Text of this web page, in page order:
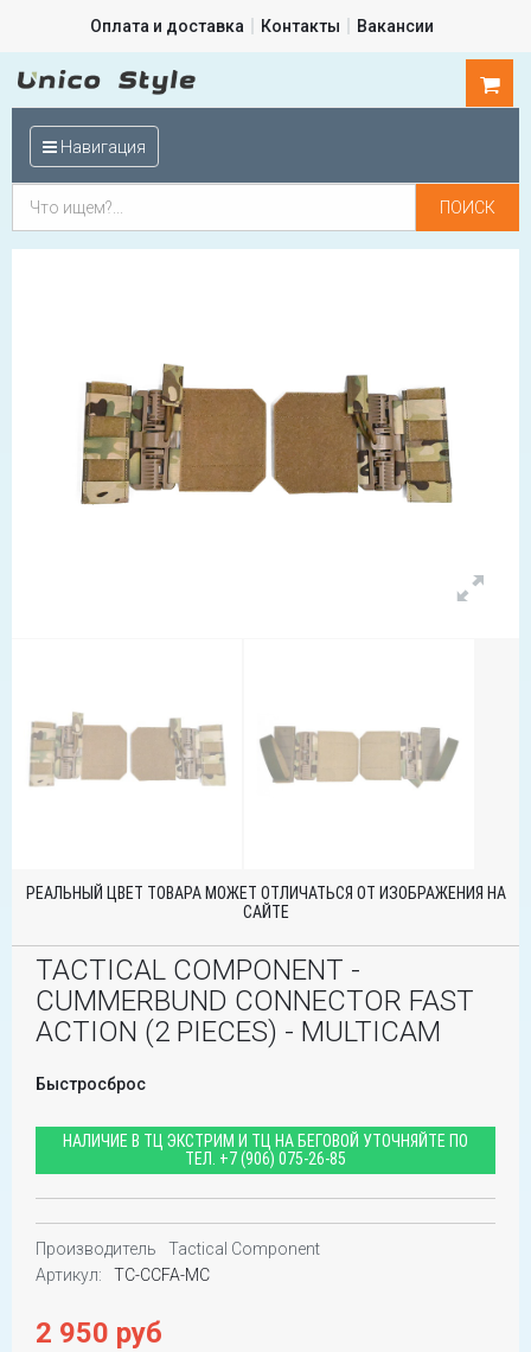
Оплата и доставка Контакты Вакансии
Навигация
РЕАЛЬНЫЙ ЦВЕТ ТОВАРА МОЖЕТ ОТЛИЧАТЬСЯ ОТ ИЗОБРАЖЕНИЯ НА
САЙТЕ
TACTICAL COMPONENT -
СUMMERBUND CONNECTOR FAST
ACTION (2 PIECES) - MULTICAM
Быстросброс
НАЛИЧИЕ В ТЦ ЭКСТРИМ И ТЦ НА БЕГОВОЙ УТОЧНЯЙТЕ ПО
ТЕЛ. +7 (906) 075-26-85
Производитель
Tactical Component
Артикул:
TC-CCFA-MC
2 950 руб